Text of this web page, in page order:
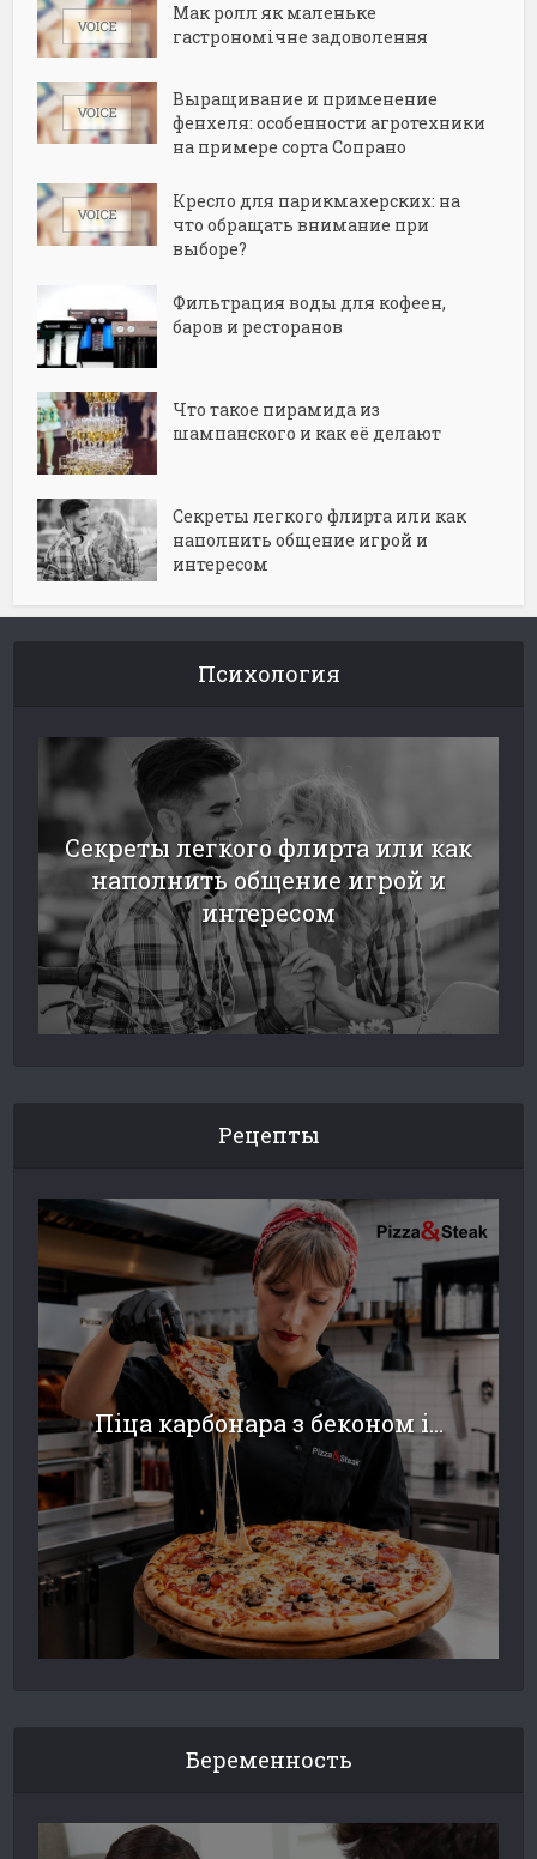
Мак ролл як маленьке
гастрономічне задоволення
Выращивание и применение
фенхеля: особенности агротехники
на примере сорта Сопрано
Кресло для парикмахерских: на
что обращать внимание при
выборе?
Фильтрация воды для кофеен,
баров и ресторанов
Что такое пирамида из
шампанского и как её делают
Секреты легкого флирта или как
наполнить общение игрой и
интересом
Психология
Секреты легкого флирта или как
наполнить общение игрой и
интересом
Рецепты
Піца карбонара з беконом і...
Беременность